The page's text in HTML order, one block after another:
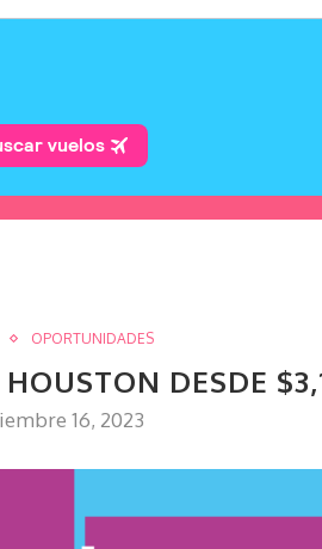
OPORTUNIDADES
HOUSTON DESDE
16, 2023